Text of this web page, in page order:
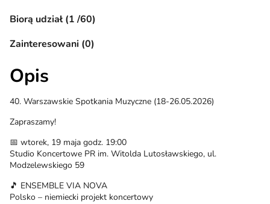
Biorą udział (1 /60)
Zainteresowani (0)
Opis
40. Warszawskie Spotkania Muzyczne (18-26.05.2026)
Zapraszamy!
📅 wtorek, 19 maja godz. 19:00
Studio Koncertowe PR im. Witolda Lutosławskiego, ul.
Modzelewskiego 59
🎵 ENSEMBLE VIA NOVA
Polsko – niemiecki projekt koncertowy